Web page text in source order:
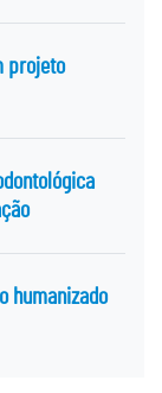
projeto
humanizado